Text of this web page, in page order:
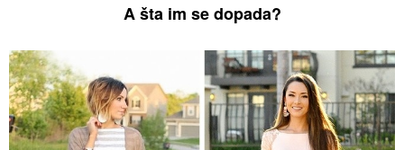
A šta im se dopada?